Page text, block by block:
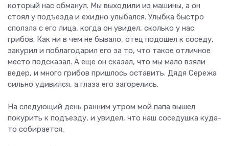
который нас обманул. Мы выходили из машины, а он
стоял у подъезда и ехидно улыбался. Улыбка быстро
сползла с его лица, когда он увидел, сколько у нас
грибов. Как ни в чем не бывало, отец подошел к соседу,
закурил и поблагодарил его за то, что такое отличное
место подсказал. А еще он сказал, что мы мало взяли
ведер, и много грибов пришлось оставить. Дядя Сережа
сильно удивился, а глаза его загорелись.
На следующий день ранним утром мой папа вышел
покурить к подъезду, и увидел, что наш соседушка куда-
то собирается.